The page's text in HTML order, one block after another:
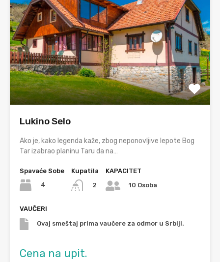
Lukino Selo
Ako je, kako legenda kaže, zbog neponovljive lepote Bog
Tar izabrao planinu Taru da na…
Spavaće Sobe
4
Kupatila
2
KAPACITET
10 Osoba
VAUČERI
Ovaj smeštaj prima vaučere za odmor u Srbiji.
Cena na upit.